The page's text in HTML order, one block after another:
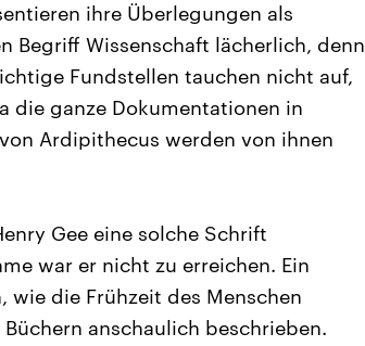
ihre Überlegungen als
Begriff Wissenschaft lächerlich, denn
Fundstellen tauchen nicht auf,
die ganze Dokumentationen in
Ardipithecus werden von ihnen
Gee eine solche Schrift
war er nicht zu erreichen. Ein
die Frühzeit des Menschen
anschaulich beschrieben.